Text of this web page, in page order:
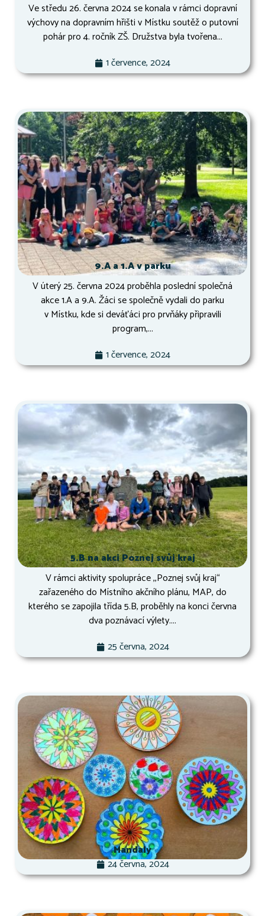
Ve středu 26. června 2024 se konala v rámci dopravní
výchovy na dopravním hřišti v Místku soutěž o putovní
pohár pro 4. ročník ZŠ. Družstva byla tvořena...
1 července, 2024
9.A a 1.A v parku
V úterý 25. června 2024 proběhla poslední společná
akce 1.A a 9.A. Žáci se společně vydali do parku
v Místku, kde si deváťáci pro prvňáky připravili
program,...
1 července, 2024
5.B na akci Poznej svůj kraj
V rámci aktivity spolupráce ,,Poznej svůj kraj“
zařazeného do Místního akčního plánu, MAP, do
kterého se zapojila třída 5.B, proběhly na konci června
dva poznávací výlety....
25 června, 2024
Mandaly
24 června, 2024